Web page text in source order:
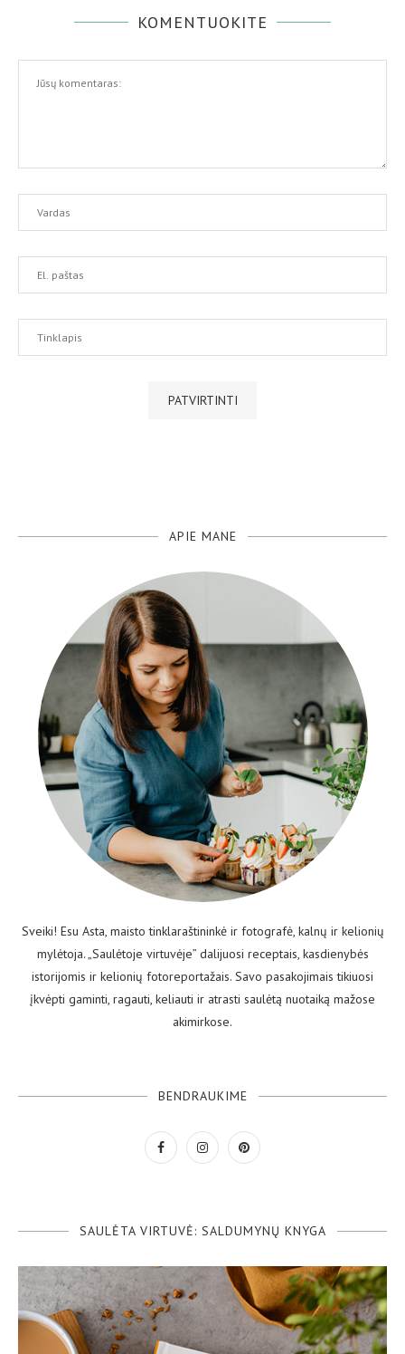
KOMENTUOKITE
APIE MANE
Sveiki! Esu Asta, maisto tinklaraštininkė ir fotografė, kalnų ir kelionių
mylėtoja. „Saulėtoje virtuvėje” dalijuosi receptais, kasdienybės
istorijomis ir kelionių fotoreportažais. Savo pasakojimais tikiuosi
įkvėpti gaminti, ragauti, keliauti ir atrasti saulėtą nuotaiką mažose
akimirkose.
BENDRAUKIME
SAULĖTA VIRTUVĖ: SALDUMYNŲ KNYGA